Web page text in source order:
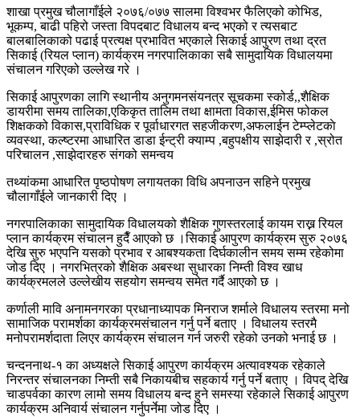
शाखा प्रमुख चौलागाँईले २०७६/०७७ सालमा विश्वभर फैलिएको कोभिड,
भूकम्प, बाढी पहिरो जस्ता विपदबाट विधालय बन्द भएको र त्यसबाट
बालबालिकाको पढाई प्रत्यक्ष प्रभावित भएकाले सिकाई आपुरण तथा द्रत
सिकाई (रियल प्लान) कार्यक्रम नगरपालिकाका सबै सामुदायिक विधालयमा
संचालन गरिएको उल्लेख गरे ।
सिकाई आपुरणका लागि स्थानीय अनुगमनसंयनत्र सूचकमा स्कोर्ड,,शैक्षिक
डायरीमा समय तालिका,एकिकृत तालिम तथा क्षामता विकास,ईमिस फोकल
शिक्षकको विकास,प्राविधिक र पूर्वाधारगत सहजीकरण,अफलाईन टेम्प्लेटकाे
व्यवस्था, कल्ष्टरमा आधारित डाडा ईन्ट्री क्याम्प ,बहुपक्षीय साझेदारी र ,स्रोत
परिचालन ,साझेदारहरु संगको समन्वय
तथ्यांकमा आधारित पृष्ठपोषण लगायतका विधि अपनाउन सहिने प्रमुख
चौलागाँईले जानकारी दिए ।
नगरपालिकाका सामुदायिक विधालयको शैक्षिक गुणस्तरलाई कायम राख्न रियल
प्लान कार्यक्रम संचालन हुदैँ आएको छ ।सिकाई आपुरण कार्यक्रम सुरु २०७६
देखि सुरु भएपनि यसको प्रभाव र आबश्यकता दिर्घकालीन समय सम्म रहेकोमा
जोड दिए । नगरभित्रको शैक्षिक अबस्था सुधारका निम्ती विश्व खाध
कार्यक्रमलले उल्लेखीय सहयोग समन्वय समेत गर्दै आएको छ ।
कर्णाली मावि अनामनगरका प्रधानाध्यापक मिनराज शर्माले विधालय स्तरमा मनो
सामाजिक परामर्शका कार्यक्रमसंचालन गर्नु पर्ने बताए । विधालय स्तरमै
मनोपरामर्शदाता लिएर कार्यक्रम संचालन गर्न जरुरी रहेको उनको भनाई छ ।
चन्दननाथ-१ का अध्यक्षले सिकाई आपुरण कार्यक्रम अत्यावश्यक रहेकाले
निरन्तर संचालनका निम्ती सबै निकायबीच सहकार्य गर्नु पर्ने बताए । विपद् देखि
चाडपर्वका कारण लामो समय विधालय बन्द हुने समस्या रहेकाले सिकाई आपुरण
कार्यक्रम अनिवार्य संचालन गर्नुपर्नेमा जोड दिए ।